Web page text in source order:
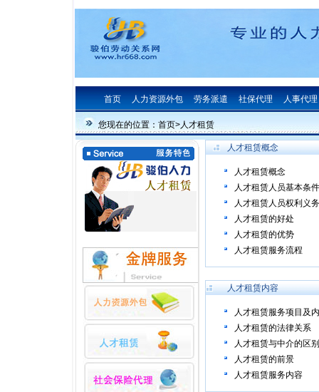
首页 人力资源外包 劳务派遣 社保代理 人事代理
您现在的位置： 首页>人才租赁
人才租赁概念
人才租赁概念
人才租赁人员基本条件
人才租赁人员权利义务
人才租赁的好处
人才租赁的优势
人才租赁服务流程
人才租赁内容
人才租赁服务项目及
人才租赁的法律关系
人才租赁与中介的区别
人才租赁的前景
人才租赁服务内容